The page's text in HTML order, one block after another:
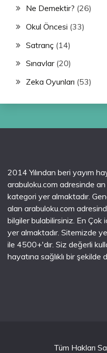
Ne Demektir? (26)
Okul Öncesi (33)
Satranç (14)
Sınavlar(20)
Zeka Oyunları (53)
2014 Yılından beri yayım
arabuloku.com adresinde
kategori yer almaktadır.
alan arabuloku.com
bilgiler bulabilirsiniz. En Çok
yer almaktadır. Sitemizde
ile 4500+'dır. Siz değerli
hayatına sağlıklı bir şekilde
Tüm Hakları